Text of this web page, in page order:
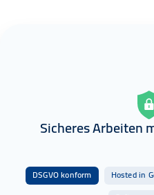
Sicheres Arbeiten
DSGVO konform Hosted in